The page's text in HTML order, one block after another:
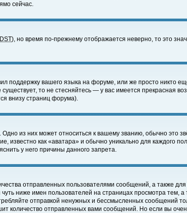
сейчас.
DST), но время по-прежнему отображается неверно, то это
поддержку вашего языка на форуме, или же просто никто
то не стесняйтесь — у вас имеется прекрасная
внизу страниц форума).
из них может относиться к вашему званию, обычно это
как «аватара» и обычно уникально для каждого
у него причины данного запрета.
отправленных пользователями сообщений, а также
ниже имен пользователей на страницах просмотра тем,
отправкой ненужных и бессмысленных сообщений
количество отправленных вами сообщений. Но если вы